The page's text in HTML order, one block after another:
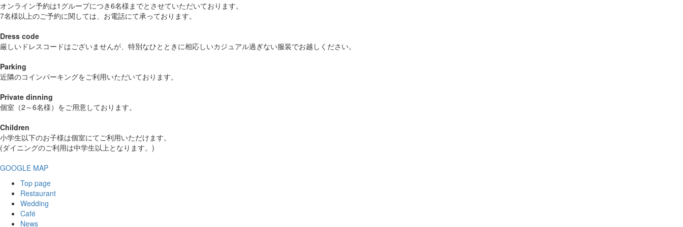
オンライン予約は1グループにつき6名様までとさせていただいております。
7名様以上のご予約に関しては、お電話にて承っております。
Dress code
厳しいドレスコードはございませんが、特別なひとときに相応しいカジュアル過ぎない服装でお越しください。
Parking
近隣のコインパーキングをご利用いただいております。
Private dinning
個室（2～6名様）をご用意しております。
Children
小学生以下のお子様は個室にてご利用いただけます。
(ダイニングのご利用は中学生以上となります。)
GOOGLE MAP
Top page
Restaurant
Wedding
Café
News